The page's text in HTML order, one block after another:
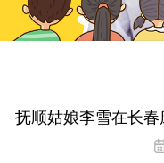
抚顺姑娘李雪在长春